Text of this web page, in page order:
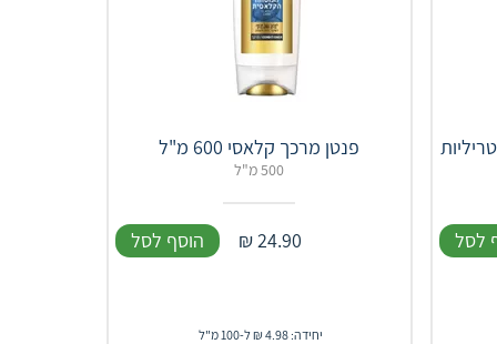
לסל
פנטן מרכך קלאסי 600 מ"ל
500 מ"ל
24.90
₪ הוסף לסל
יחידה: 4.98 ₪ ל-100 מ"ל